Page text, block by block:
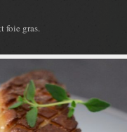
foie gras.